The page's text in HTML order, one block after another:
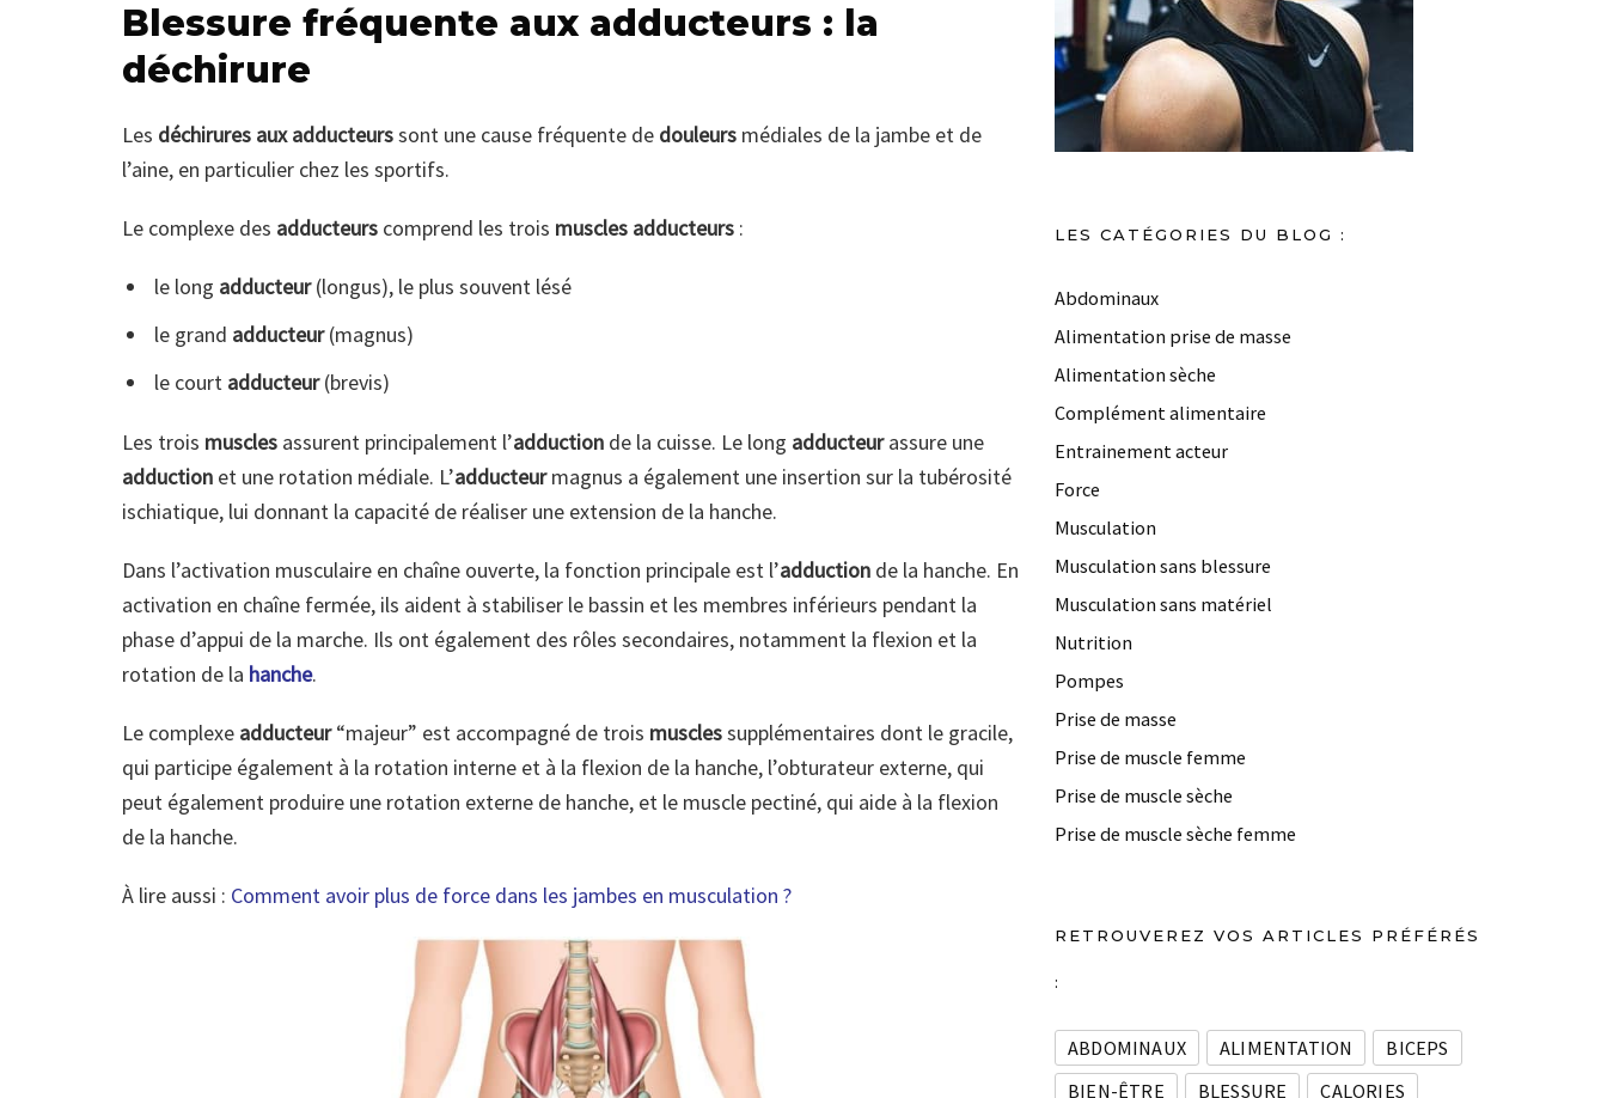
Blessure fréquente aux adducteurs : la
déchirure
Les déchirures aux adducteurssont une cause fréquente de douleurs médiales de la jambe et de
l’aine, en particulier chez les sportifs.
Le complexe des adducteurs comprend les trois muscles adducteurs :
le long adducteur(longus), le plus souvent lésé
le grand adducteur(magnus)
le court adducteur(brevis)
Les trois muscles assurent principalement l’adduction de la cuisse. Le long adducteurassure une
adduction et une rotation médiale. L’adducteurmagnus a également une insertion sur la tubérosité
ischiatique, lui donnant la capacité de réaliser une extension de la hanche.
Dans l’activation musculaire en chaîne ouverte, la fonction principale est l’adduction de la hanche. En
activation en chaîne fermée, ils aident à stabiliser le bassin et les membres inférieurs pendant la
phase d’appui de la marche. Ils ont également des rôles secondaires, notamment la flexion et la
rotation de la hanche.
Le complexe adducteur“majeur” est accompagné de trois musclessupplémentaires dont le gracile,
qui participe également à la rotation interne et à la flexion de la hanche, l’obturateur externe, qui
peut également produire une rotation externe de hanche, et le muscle pectiné, qui aide à la flexion
de la hanche.
À lire aussi : Comment avoir plus de force dans les jambes en musculation ?
LES CATÉGORIES DU BLOG :
Abdominaux
Alimentation prise de masse
Alimentation sèche
Complément alimentaire
Entrainement acteur
Force
Musculation
Musculation sans blessure
Musculation sans matériel
Nutrition
Pompes
Prise de masse
Prise de muscle femme
Prise de muscle sèche
Prise de muscle sèche femme
RETROUVEREZ VOS ARTICLES PRÉFÉRÉS
:
ABDOMINAUX ALIMENTATION
BICEPS
BIEN-ÊTRE
BLESSURE
CALORIES